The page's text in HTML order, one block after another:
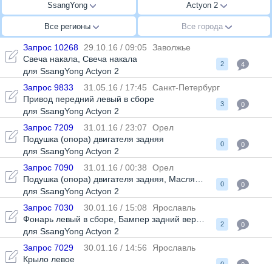
SsangYong Actyon 2
Все регионы Все города
Запрос 10268 29.10.16 / 09:05
Заволжье
Свеча накала Свеча накала
для SsangYong Actyon 2
2 4
Запрос 9833 31.05.16 / 17:45
Санкт-Петербург
Привод передний левый в сборе
для SsangYong Actyon 2
3 0
Запрос 7209 31.01.16 / 23:07
Орел
Подушка (опора) двигателя задняя
для SsangYong Actyon 2
0 0
Запрос 7090 31.01.16 / 00:38
Орел
Подушка (опора) двигателя задняя
Масляный фильтр
для SsangYong Actyon 2
0 0
Запрос 7030 30.01.16 / 15:08
Ярославль
Фонарь левый в сборе Бампер задний верхний
для SsangYong Actyon 2
2 0
Запрос 7029 30.01.16 / 14:56
Ярославль
Крыло левое